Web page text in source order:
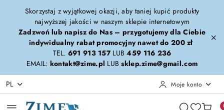
Przejdź do treści głównej
Przejdź do wyszukiwarki
Przejdź do moje konto
Przejdź do menu głównego
Przejdź do opisu produktu
Przejdź do stopki
Skorzystaj z wyjątkowej okazji, aby taniej kupić produkty
najwyższej jakości w naszym sklepie internetowym
Zadzwoń lub napisz do Nas – przygotujemy dla Ciebie
indywidualny rabat promocyjny nawet do 200 zł
TEL. 691 913 157LUB459 116 236
EMAIL: kontakt@zime.pl LUBsklep.zime@gmail.com
PL Moje konto